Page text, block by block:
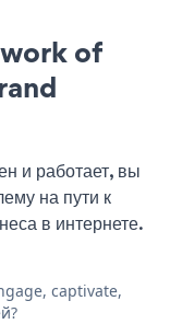
of
и работает, вы
на пути к
в интернете.
captivate,